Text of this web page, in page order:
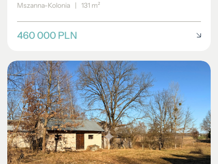
Mszanna-Kolonia | 131 m²
460 000 PLN